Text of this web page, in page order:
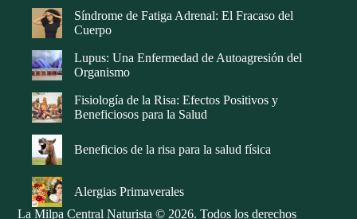
Síndrome de Fatiga Adrenal: El Fracaso del
Cuerpo
Lupus: Una Enfermedad de Autoagresión del
Organismo
Fisiología de la Risa: Efectos Positivos y
Beneficiosos para la Salud
Beneficios de la risa para la salud física
Alergias Primaverales
La Milpa Central Naturista © 2026. Todos los derechos